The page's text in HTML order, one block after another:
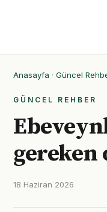
Anasayfa · Güncel
GÜNCEL REHBER
gereken
18 Haziran 2026